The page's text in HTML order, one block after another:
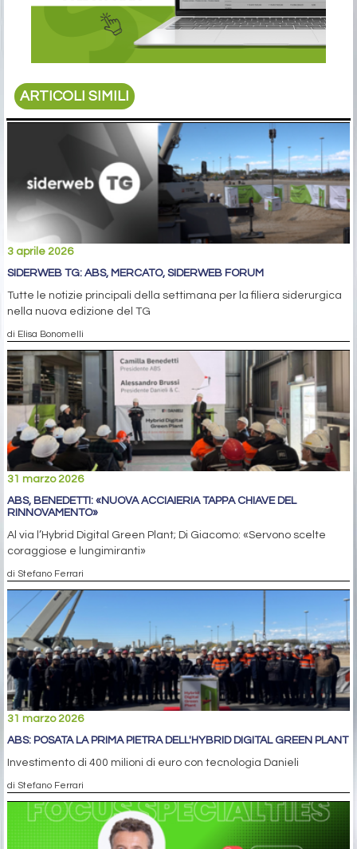
ARTICOLI SIMILI
3 aprile 2026
SIDERWEB TG: ABS, MERCATO, SIDERWEB FORUM
Tutte le notizie principali della settimana per la filiera siderurgica
nella nuova edizione del TG
di Elisa Bonomelli
31 marzo 2026
ABS, BENEDETTI: «NUOVA ACCIAIERIA TAPPA CHIAVE DEL
RINNOVAMENTO»
Al via l’Hybrid Digital Green Plant; Di Giacomo: «Servono scelte
coraggiose e lungimiranti»
di Stefano Ferrari
31 marzo 2026
ABS: POSATA LA PRIMA PIETRA DELL'HYBRID DIGITAL GREEN PLANT
Investimento di 400 milioni di euro con tecnologia Danieli
di Stefano Ferrari